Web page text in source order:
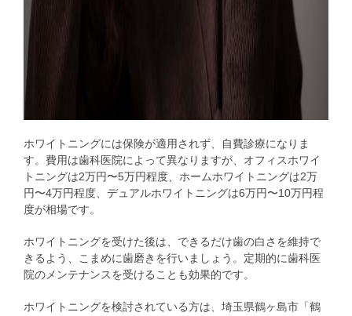
ホワイトニングには保険が適用されず、自費診療になりま
す。費用は歯科医院によって異なりますが、オフィスホワイ
トニングは2万円〜5万円程度、ホームホワイトニングは2万
円〜4万円程度、デュアルホワイトニングは6万円〜10万円程
度が相場です。
ホワイトニングを受けた後は、できるだけ歯の白さを維持で
きるよう、こまめに歯磨きを行いましょう。定期的に歯科医
院のメンテナンスを受けることも効果的です。
ホワイトニングを検討されている方は、埼玉県鶴ヶ島市「鶴